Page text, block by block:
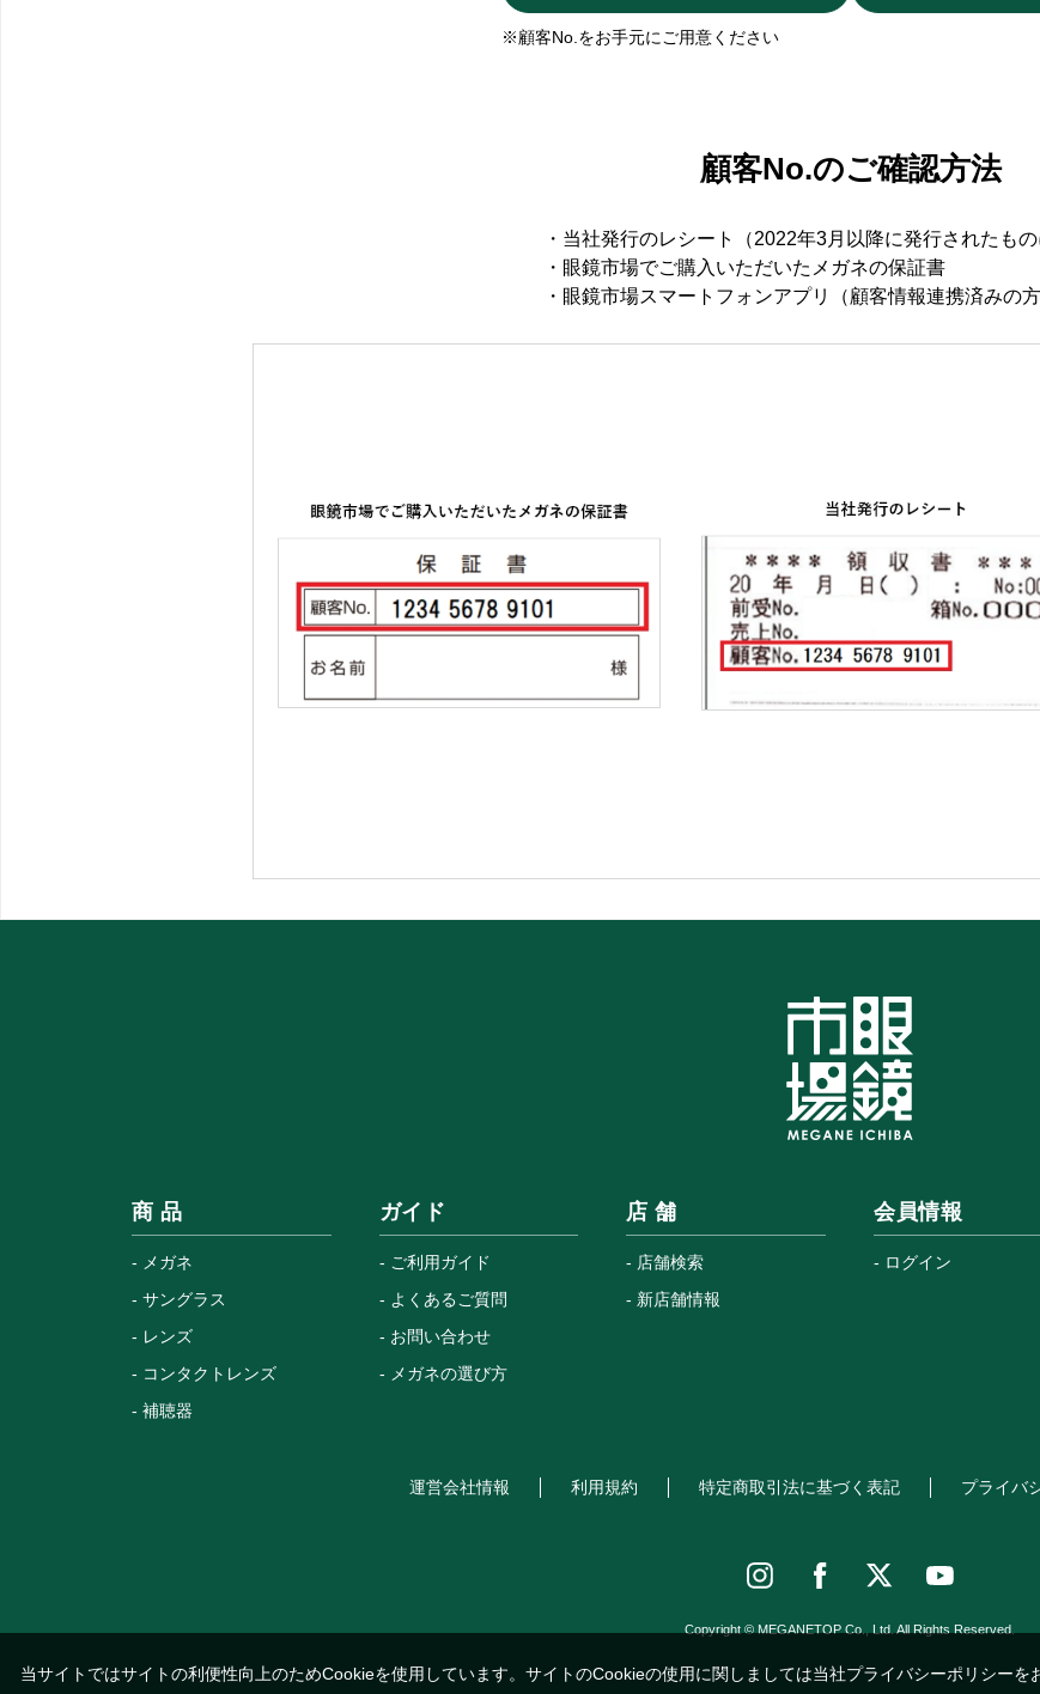
※顧客No.をお手元にご用意ください
顧客No.のご確認方法
・当社発行のレシート（2022年3月以降に発行されたもの
・眼鏡市場でご購入いただいたメガネの保証書
・眼鏡市場スマートフォンアプリ（顧客情報連携済みの方
商 品
メガネ
サングラス
レンズ
コンタクトレンズ
補聴器
ガイド
ご利用ガイド
よくあるご質問
お問い合わせ
メガネの選び方
店 舗
店舗検索
新店舗情報
会員情報
ログイン
運営会社情報 利用規約 特定商取引法に基づく表記 プライバ
Copyright © MEGANETOP Co., Ltd. All Rights Reserved.
当サイトではサイトの利便性向上のためCookieを使用しています。サイトのCookieの使用に関しましては当社プライバシーポリシーを